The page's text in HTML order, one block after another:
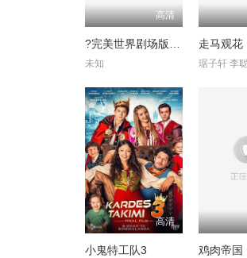
高清
未知
走马观花
高清
小鬼特工队3